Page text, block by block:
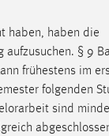
haben, haben die
aufzusuchen. § 9
frühestens im
folgenden
sind
_pk_id, _pk_ses